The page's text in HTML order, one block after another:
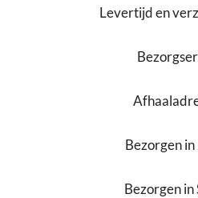
Levertijd en
Bezorgen
Bezorgen in